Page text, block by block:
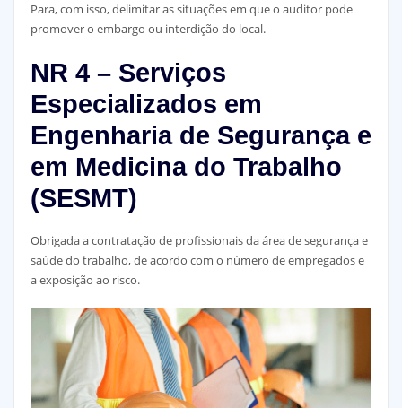
Para, com isso, delimitar as situações em que o auditor pode
promover o embargo ou interdição do local.
NR 4 – Serviços
Especializados em
Engenharia de Segurança e
em Medicina do Trabalho
(SESMT)
Obrigada a contratação de profissionais da área de segurança e
saúde do trabalho, de acordo com o número de empregados e
a exposição ao risco.